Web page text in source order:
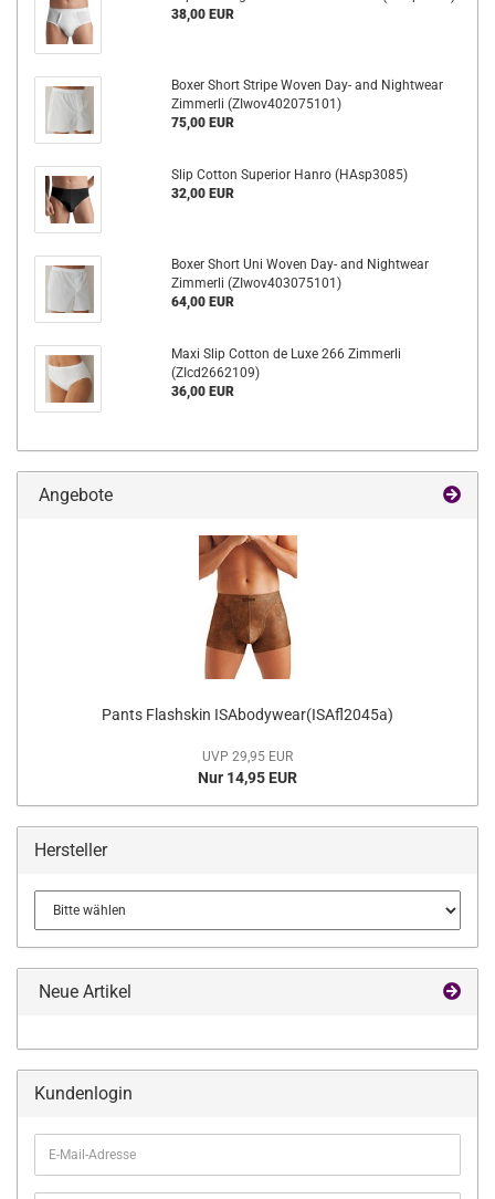
38,00 EUR
Boxer Short Stripe Woven Day- and Nightwear
Zimmerli (ZIwov402075101)
75,00 EUR
Slip Cotton Superior Hanro (HAsp3085)
32,00 EUR
Boxer Short Uni Woven Day- and Nightwear
Zimmerli (ZIwov403075101)
64,00 EUR
Maxi Slip Cotton de Luxe 266 Zimmerli
(ZIcd2662109)
36,00 EUR
Angebote
Pants Flashskin ISAbodywear(ISAfl2045a)
UVP 29,95 EUR
Nur 14,95 EUR
Hersteller
Neue Artikel
Kundenlogin
E-
Mail-
Adresse